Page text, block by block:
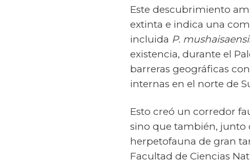
Este descubrimiento
extinta e indica una
incluida P.
existencia, durante el
barreras geográficas
internas en el norte de
Esto creó un corredor
sino que también, junto
herpetofauna de gran
Facultad de Ciencias